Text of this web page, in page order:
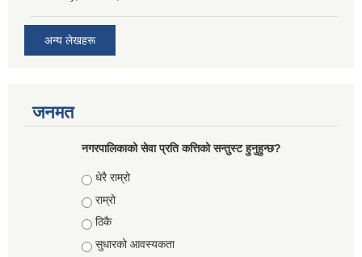
अन्य लेखहरू
जनमत
नगरपालिकाको सेवा प्रति कत्तिको सन्तुस्ट हुनुहुन्छ?
Choices
धेरै राम्रो
राम्रो
ठिकै
सुधारको आवस्यकता